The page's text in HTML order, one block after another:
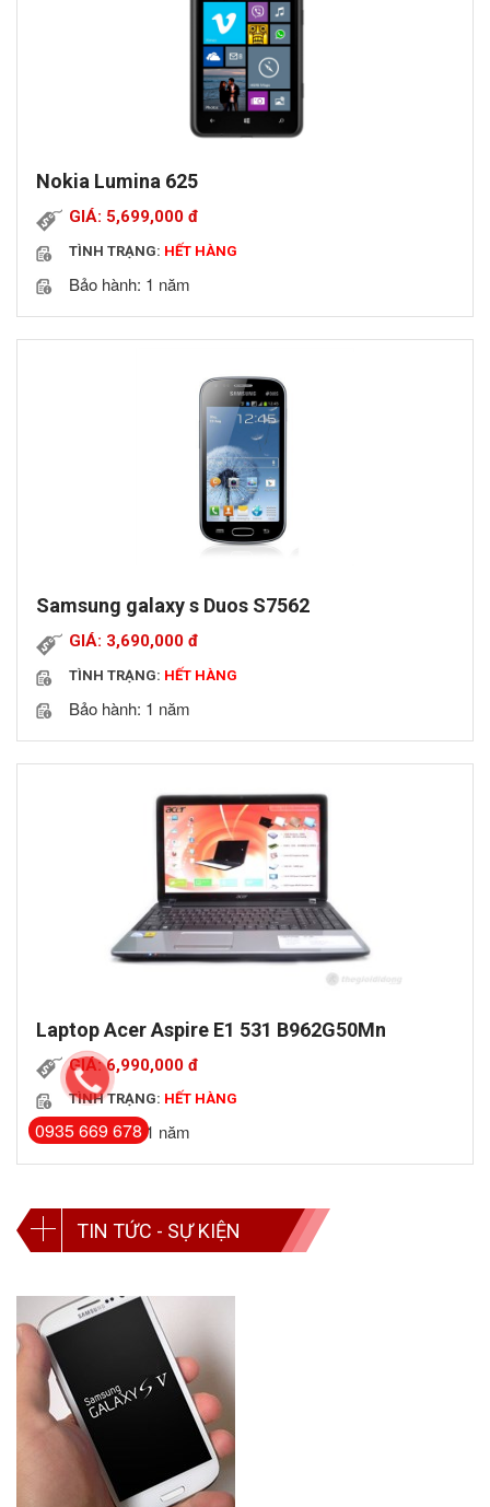
Nokia Lumina 625
GIÁ: 5,699,000 đ
TÌNH TRẠNG: HẾT HÀNG
Bảo hành: 1 năm
Samsung galaxy s Duos S7562
GIÁ: 3,690,000 đ
TÌNH TRẠNG: HẾT HÀNG
Bảo hành: 1 năm
Laptop Acer Aspire E1 531 B962G50Mn
GIÁ: 6,990,000 đ
TÌNH TRẠNG: HẾT HÀNG
Bảo hành: 1 năm
TIN TỨC - SỰ KIỆN
0935 669 678